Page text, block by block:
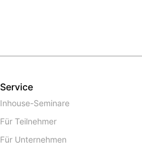
Service
Inhouse-Seminare
Für Teilnehmer
Für Unternehmen